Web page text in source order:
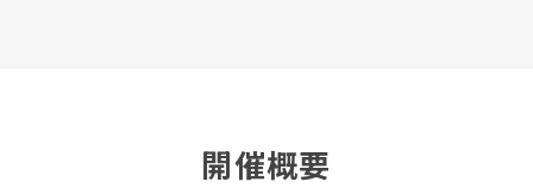
開催概要